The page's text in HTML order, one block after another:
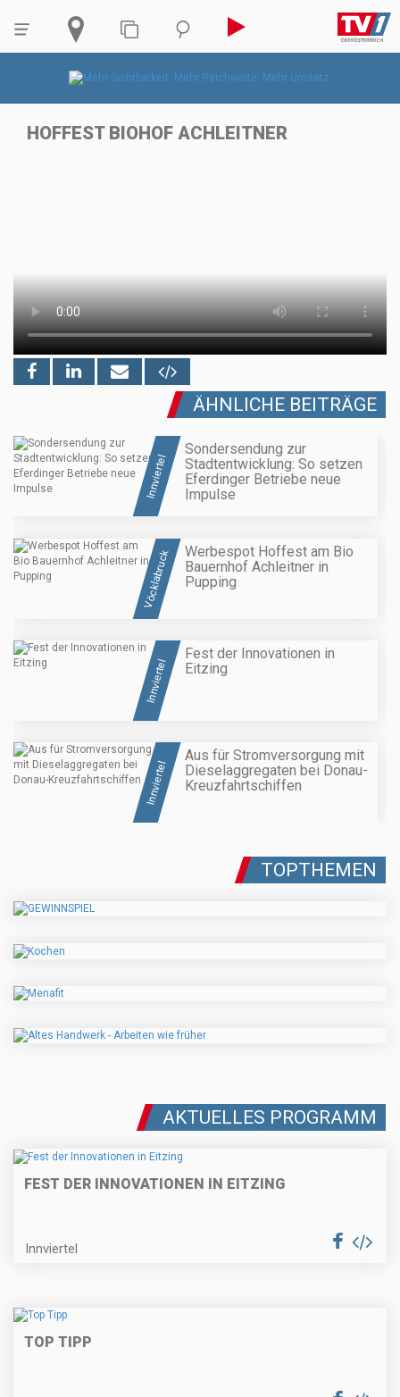
HOFFEST BIOHOF ACHLEITNER
ÄHNLICHE BEITRÄGE
Innviertel
Sondersendung zur
Stadtentwicklung: So setzen
Eferdinger Betriebe neue
Impulse
Vöcklabruck
Werbespot Hoffest am Bio
Bauernhof Achleitner in
Pupping
Innviertel
Fest der Innovationen in
Eitzing
Innviertel
Aus für Stromversorgung mit
Dieselaggregaten bei Donau-
Kreuzfahrtschiffen
TOPTHEMEN
AKTUELLES PROGRAMM
FEST DER INNOVATIONEN IN EITZING
Innviertel
TOP TIPP